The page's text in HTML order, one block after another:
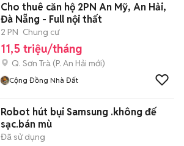
Cho thuê căn hộ 2PN An Mỹ, An Hải,
Đà Nẵng - Full nội thất
2 PN Chung cư
11,5 triệu/tháng
Q. Sơn Trà (P. An Hải mới)
Cộng Đồng Nhà Đất
Robot hút bụi Samsung .không đế
sạc.bán mù
Đã sử dụng